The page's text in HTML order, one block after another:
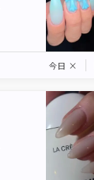
今日 ×